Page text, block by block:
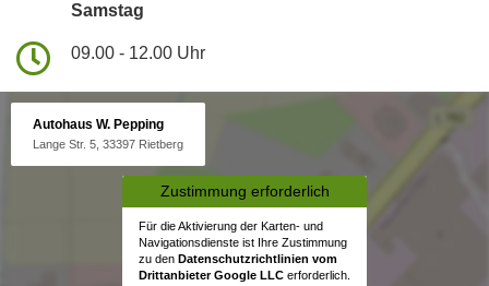
Samstag
09.00 - 12.00 Uhr
Autohaus W. Pepping
Lange Str. 5, 33397 Rietberg
Zustimmung erforderlich
Für die Aktivierung der Karten- und
Navigationsdienste ist Ihre Zustimmung
zu den Datenschutzrichtlinien vom
Drittanbieter Google LLC erforderlich.